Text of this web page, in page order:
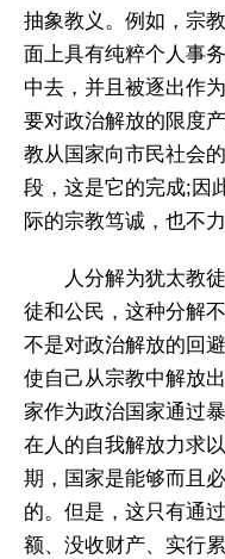
抽象教义。例如，宗
面上具有纯粹个人事
中去，并且被逐出作
要对政治解放的限度
教从国家向市民社会
段，这是它的完成;因
际的宗教笃诚，也不
人分解为犹太教
徒和公民，这种分解
不是对政治解放的回
使自己从宗教中解放
家作为政治国家通过
在人的自我解放力求
期，国家是能够而且
的。但是，这只有通
额、没收财产、实行